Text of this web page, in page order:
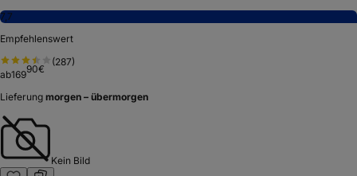
7,7
Empfehlenswert
(287)
ab16990€
Lieferung morgen – übermorgen
Kein Bild